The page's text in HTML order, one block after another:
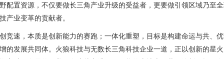
配置资源，不仅要做长三角产业升级的受益者，更要做引领区域乃至
产业变革的贡献者。
竞速，本质是创新能力的赛跑；一体化重塑，目标是构建命运与共、
的发展共同体。火狼科技与无数长三角科技企业一道，正以创新的星